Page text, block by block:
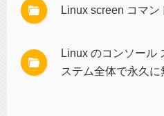
Linux screen コマ
Linux のコンソール
ステム全体で永久